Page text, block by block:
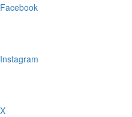
Facebook
Instagram
X